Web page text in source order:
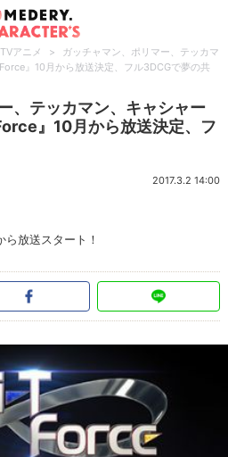
TVアニメ >
ガッチャマン、ポリマー、テッカマ
』10月から放送決定、フル3DCGで夢の共
、テッカマン、キャシャー
』10月から放送決定、フ
2017.3.2 14:00
ら放送スタート！